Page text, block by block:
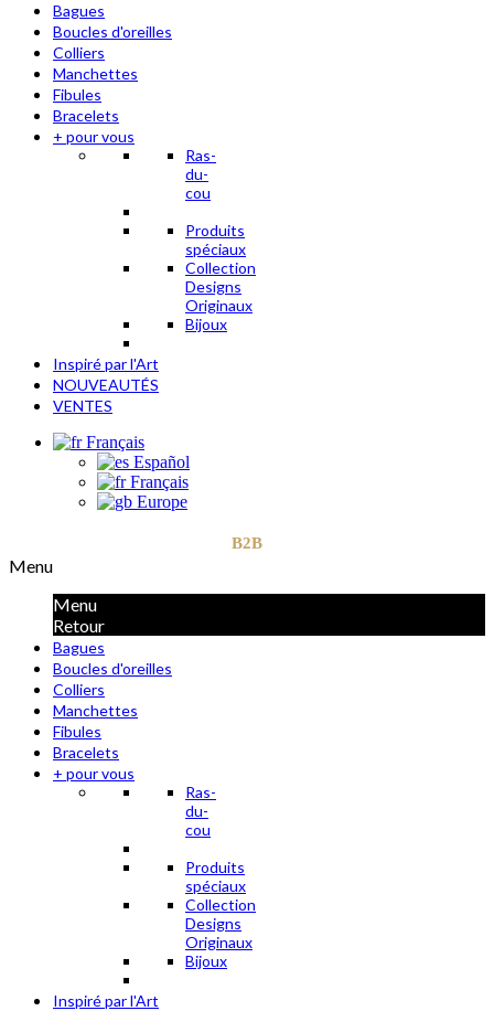
Bagues
Boucles d'oreilles
Colliers
Manchettes
Fibules
Bracelets
+ pour vous
Ras-
du-
cou
Produits
spéciaux
Collection
Designs
Originaux
Bijoux
Inspiré par l'Art
NOUVEAUTÉS
VENTES
Français
Español
Français
Europe
B2B
Menu
Menu
Retour
Bagues
Boucles d'oreilles
Colliers
Manchettes
Fibules
Bracelets
+ pour vous
Ras-
du-
cou
Produits
spéciaux
Collection
Designs
Originaux
Bijoux
Inspiré par l'Art